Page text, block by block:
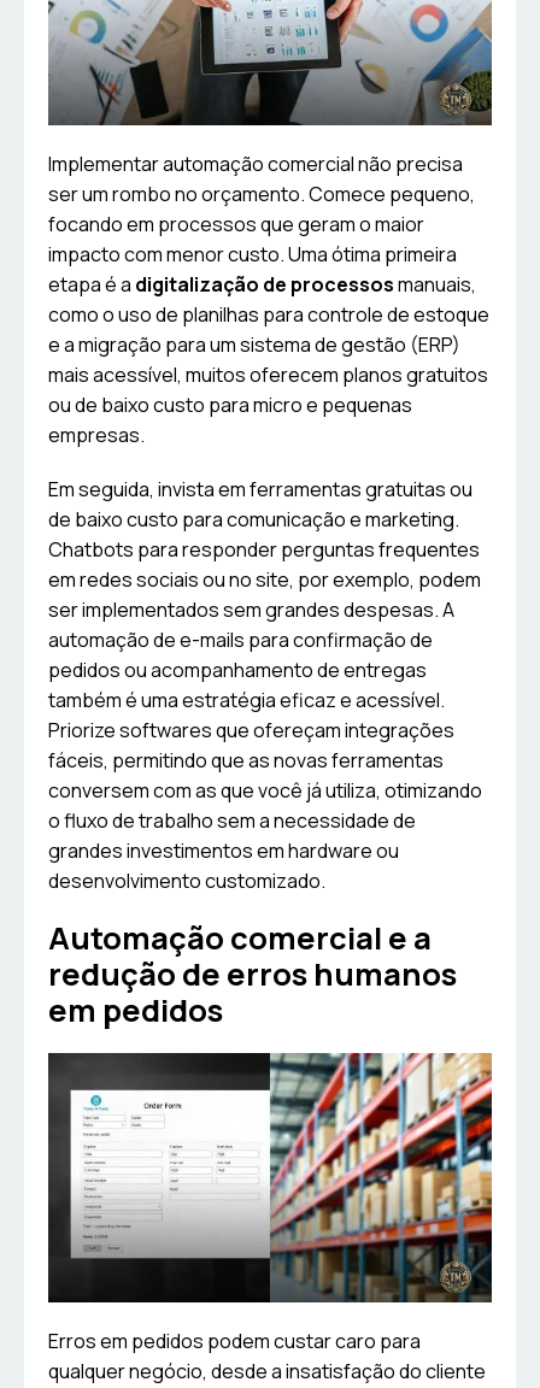
Implementar automação comercial não precisa
ser um rombo no orçamento. Comece pequeno,
focando em processos que geram o maior
impacto com menor custo. Uma ótima primeira
etapa é a digitalização de processosmanuais,
como o uso de planilhas para controle de estoque
e a migração para um sistema de gestão (ERP)
mais acessível, muitos oferecem planos gratuitos
ou de baixo custo para micro e pequenas
empresas.
Em seguida, invista em ferramentas gratuitas ou
de baixo custo para comunicação e marketing.
Chatbots para responder perguntas frequentes
em redes sociais ou no site, por exemplo, podem
ser implementados sem grandes despesas. A
automação de e-mails para confirmação de
pedidos ou acompanhamento de entregas
também é uma estratégia eficaz e acessível.
Priorize softwares que ofereçam integrações
fáceis, permitindo que as novas ferramentas
conversem com as que você já utiliza, otimizando
o fluxo de trabalho sem a necessidade de
grandes investimentos em hardware ou
desenvolvimento customizado.
Automação comercial e a
redução de erros humanos
em pedidos
Erros em pedidos podem custar caro para
qualquer negócio, desde a insatisfação do cliente